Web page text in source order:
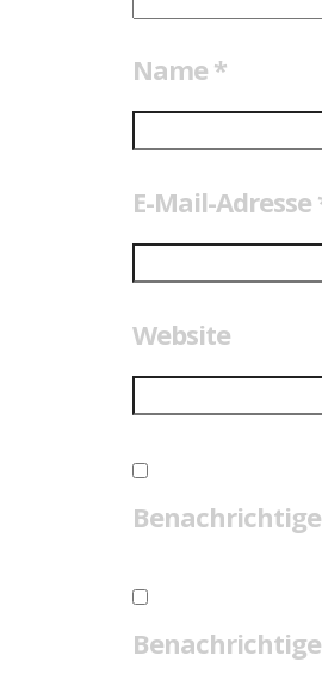
Name *
E-Mail-Adresse
Website